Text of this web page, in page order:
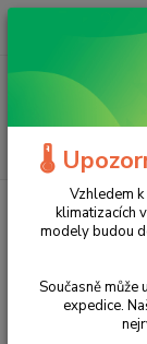
(Po-Ne, 8-20 hod.)
Bílé zboží
Čističky
🌡️
Vzhledem
klimatizacích
modely budou
Současně může
expedice.